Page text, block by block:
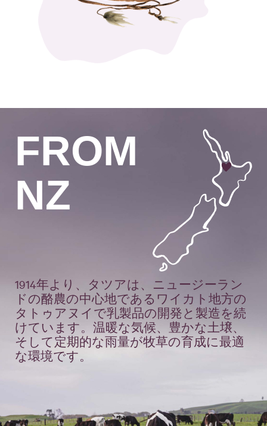
FROM
NZ
1914年より、タツアは、ニュージーラン
ドの酪農の中心地であるワイカト地方の
タトゥアヌイで乳製品の開発と製造を続
けています。温暖な気候、豊かな土壌、
そして定期的な雨量が牧草の育成に最適
な環境です。